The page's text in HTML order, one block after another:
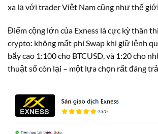
xa lạ với trader Việt Nam cũng như thế giới
Điểm cộng lớn của Exness là cực kỳ thân
crypto: không mất phí Swap khi giữ lệnh
bẩy cao 1:100 cho BTCUSD, và 1:20 cho
thuật số còn lại – một lựa chọn rất đáng